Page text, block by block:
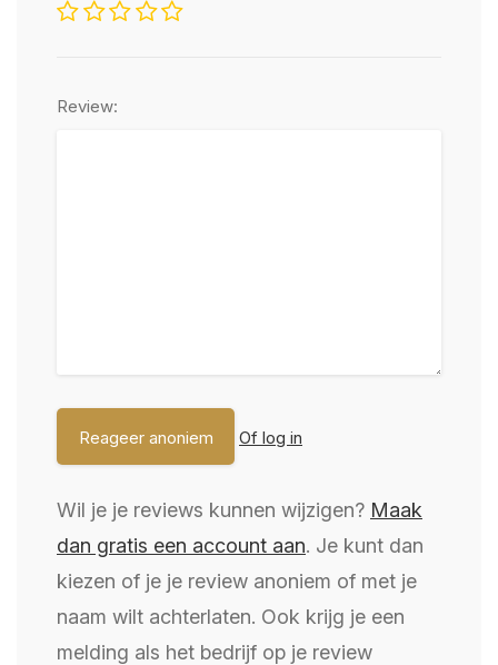
Review:
Of log in
Wil je je reviews kunnen wijzigen? Maak
dan gratis een account aan. Je kunt dan
kiezen of je je review anoniem of met je
naam wilt achterlaten. Ook krijg je een
melding als het bedrijf op je review